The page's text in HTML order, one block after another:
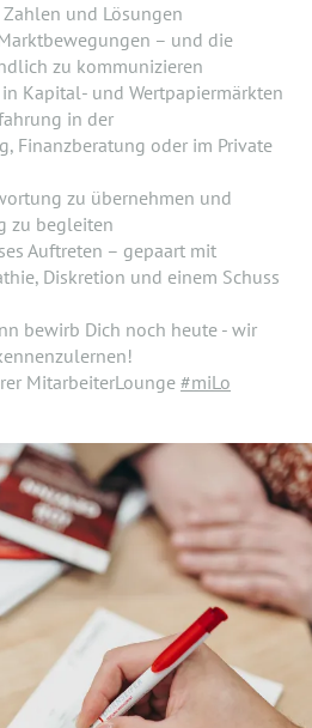
und Lösungen
– und die
zu kommunizieren
Kapital- und Wertpapiermärkten
in der
Finanzberatung oder im Private
zu übernehmen und
zu begleiten
Auftreten – gepaart mit
Diskretion und einem Schuss
bewirb Dich noch heute - wir
MitarbeiterLounge #miLo